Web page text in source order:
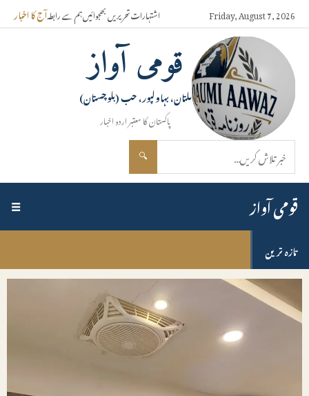
Friday, August 7, 2026 اشتہاراتتحریریں بھجوائیںہم سے رابطہآج کا اخبار
قومی آواز
ملتان، بہاولپور، حب (بلوچستان)
پاکستان کا معتبر اردو اخبار
🔍
قومی آواز ☰
تازہ ترین